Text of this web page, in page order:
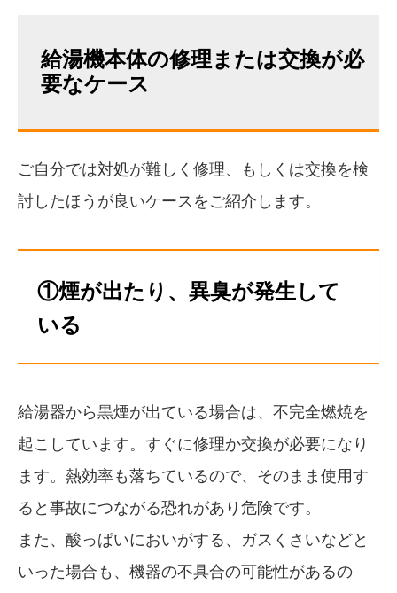
給湯機本体の修理または交換が必
要なケース
ご自分では対処が難しく修理、もしくは交換を検
討したほうが良いケースをご紹介します。
①煙が出たり、異臭が発生して
いる
給湯器から黒煙が出ている場合は、不完全燃焼を
起こしています。すぐに修理か交換が必要になり
ます。熱効率も落ちているので、そのまま使用す
ると事故につながる恐れがあり危険です。
また、酸っぱいにおいがする、ガスくさいなどと
いった場合も、機器の不具合の可能性があるの